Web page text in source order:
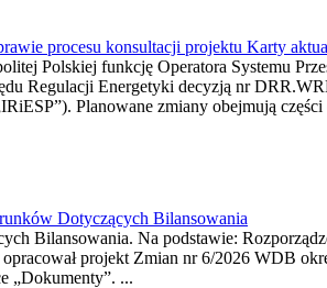
procesu konsultacji projektu Karty
Polskiej funkcję Operatora Systemu
Regulacji Energetyki decyzją nr
Planowane zmiany obejmują
Dotyczących Bilansowania
Bilansowania. Na podstawie:
projekt Zmian nr 6/2026 WDB
„Dokumenty”. ...